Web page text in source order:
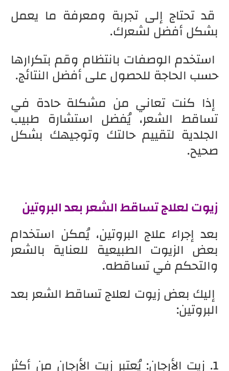
قد تحتاج إلى تجربة ومعرفة ما يعمل
بشكل أفضل لشعرك.
استخدم الوصفات بانتظام وقم بتكرارها
حسب الحاجة للحصول على أفضل النتائج.
إذا كنت تعاني من مشكلة حادة في
تساقط الشعر، يُفضل استشارة طبيب
الجلدية لتقييم حالتك وتوجيهك بشكل
صحيح.
زيوت لعلاج تساقط الشعر بعد البروتين
بعد إجراء علاج البروتين، يُمكن استخدام
بعض الزيوت الطبيعية للعناية بالشعر
والتحكم في تساقطه.
إليك بعض زيوت لعلاج تساقط الشعر بعد
البروتين:
1. زيت الأرجان: يُعتبر زيت الأرجان من أكثر